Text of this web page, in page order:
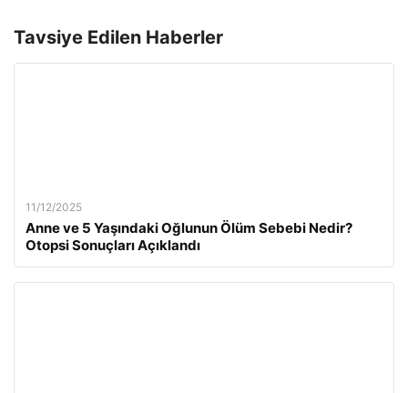
Tavsiye Edilen Haberler
11/12/2025
Anne ve 5 Yaşındaki Oğlunun Ölüm Sebebi Nedir?
Otopsi Sonuçları Açıklandı